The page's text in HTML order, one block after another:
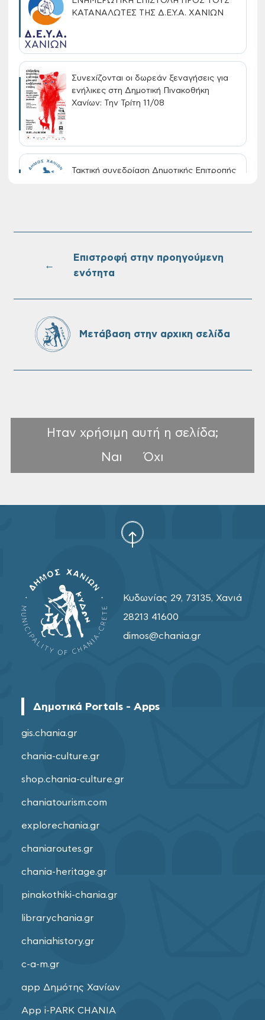
ΚΑΤΑΝΑΛΩΤΕΣ ΤΗΣ Δ.Ε.Υ.Α. ΧΑΝΙΩΝ
Συνεχίζονται οι δωρεάν ξεναγήσεις για
ενήλικες στη Δημοτική Πινακοθήκη
Χανίων: Την Τρίτη 11/08
Τακτική συνεδρίαση Δημοτικής Επιτροπής
Επαναλειτουργία του συστήματος
Ονουφρίου
Πίνακες Κατάταξης & Βαθμολογίας,
Δήμου Χανίων
←
Επιστροφή στην προηγούμενη
ενότητα
Μετάβαση στην αρχικη σελίδα
Ηταν χρήσιμη αυτή η σελίδα;
Ναι
Όχι
Κυδωνίας 29, 73135, Χανιά
28213 41600
dimos@chania.gr
Δημοτικά Portals - Apps
gis.chania.gr
chania-culture.gr
shop.chania-culture.gr
chaniatourism.com
explorechania.gr
chaniaroutes.gr
chania-heritage.gr
pinakothiki-chania.gr
librarychania.gr
chaniahistory.gr
c-a-m.gr
app Δημότης Χανίων
App i-PARK CHANIA